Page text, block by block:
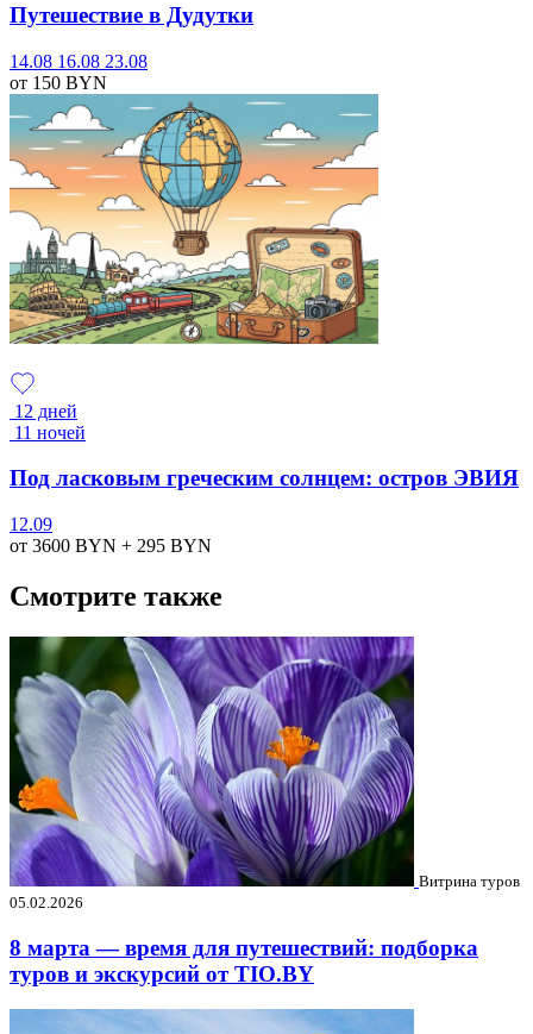
Путешествие в Дудутки
14.08 16.08 23.08
от 150 BYN
12 дней
11 ночей
Под ласковым греческим солнцем: остров ЭВИЯ
12.09
от 3600 BYN + 295 BYN
Смотрите также
Витрина туров
05.02.2026
8 марта — время для путешествий: подборка
туров и экскурсий от TIO.BY